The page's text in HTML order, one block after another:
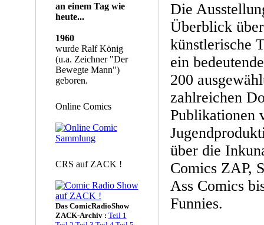
an einem Tag wie
heute...
1960
wurde Ralf König
(u.a. Zeichner "Der
Bewegte Mann")
geboren.
Online Comics
CRS auf ZACK !
Das ComicRadioShow
ZACK-Archiv : Teil 1
Die
Überblick
künstlerische
ein
200
zahlreichen
Publikationen
über die
Comics ZAP,
Ass Comics
Funnies.